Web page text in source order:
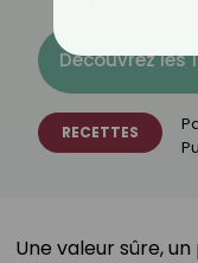
Découvrez les
RECETTES
Une valeur sûre,